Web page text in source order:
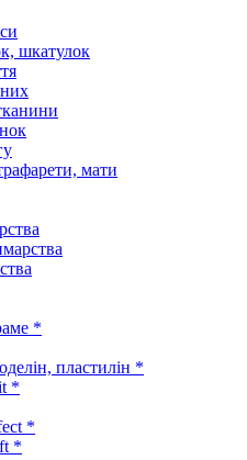
шкатулок
мати
*
пластилін *
*
*
*